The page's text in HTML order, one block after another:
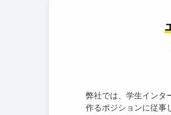
弊社では、学生インタ
作るポジションに従事